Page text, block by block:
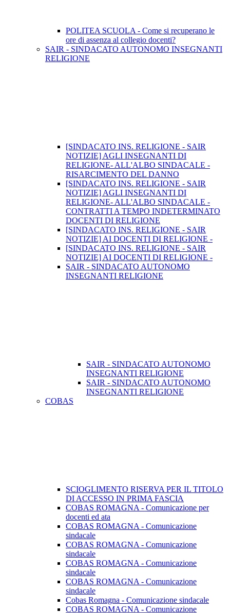
POLITEA SCUOLA - Come si recuperano le
ore di assenza al collegio docenti?
SAIR - SINDACATO AUTONOMO INSEGNANTI
RELIGIONE
[SINDACATO INS. RELIGIONE - SAIR
NOTIZIE] AGLI INSEGNANTI DI
RELIGIONE- ALL'ALBO SINDACALE -
RISARCIMENTO DEL DANNO
[SINDACATO INS. RELIGIONE - SAIR
NOTIZIE] AGLI INSEGNANTI DI
RELIGIONE- ALL'ALBO SINDACALE -
CONTRATTI A TEMPO INDETERMINATO
DOCENTI DI RELIGIONE
[SINDACATO INS. RELIGIONE - SAIR
NOTIZIE] AI DOCENTI DI RELIGIONE -
[SINDACATO INS. RELIGIONE - SAIR
NOTIZIE] AI DOCENTI DI RELIGIONE -
SAIR - SINDACATO AUTONOMO
INSEGNANTI RELIGIONE
SAIR - SINDACATO AUTONOMO
INSEGNANTI RELIGIONE
SAIR - SINDACATO AUTONOMO
INSEGNANTI RELIGIONE
COBAS
SCIOGLIMENTO RISERVA PER IL TITOLO
DI ACCESSO IN PRIMA FASCIA
COBAS ROMAGNA - Comunicazione per
docenti ed ata
COBAS ROMAGNA - Comunicazione
sindacale
COBAS ROMAGNA - Comunicazione
sindacale
COBAS ROMAGNA - Comunicazione
sindacale
COBAS ROMAGNA - Comunicazione
sindacale
Cobas Romagna - Comunicazione sindacale
COBAS ROMAGNA - Comunicazione